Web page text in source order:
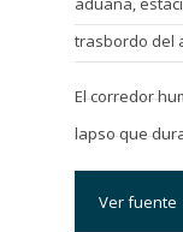
trasbordo del
El corredor
lapso que
Ver fuente